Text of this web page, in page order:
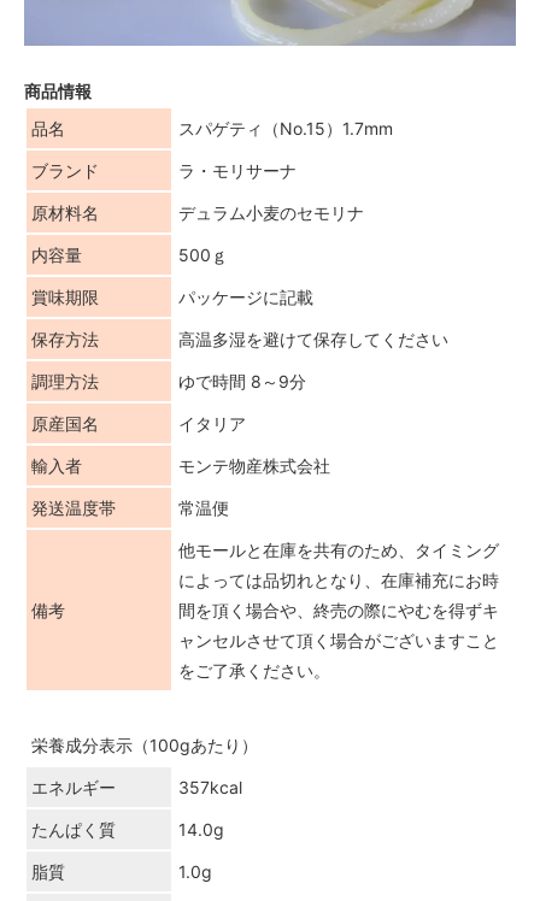
商品情報
品名
スパゲティ（No.15）1.7mm
ブランド ラ・モリサーナ
原材料名 デュラム小麦のセモリナ
内容量 500ｇ
賞味期限 パッケージに記載
保存方法 高温多湿を避けて保存してください
調理方法 ゆで時間 8～9分
原産国名 イタリア
輸入者 モンテ物産株式会社
発送温度帯 常温便
備考
他モールと在庫を共有のため、タイミング
によっては品切れとなり、在庫補充にお時
間を頂く場合や、終売の際にやむを得ずキ
ャンセルさせて頂く場合がございますこと
をご了承ください。
栄養成分表示（100gあたり）
エネルギー 357kcal
たんぱく質 14.0g
脂質 1.0g